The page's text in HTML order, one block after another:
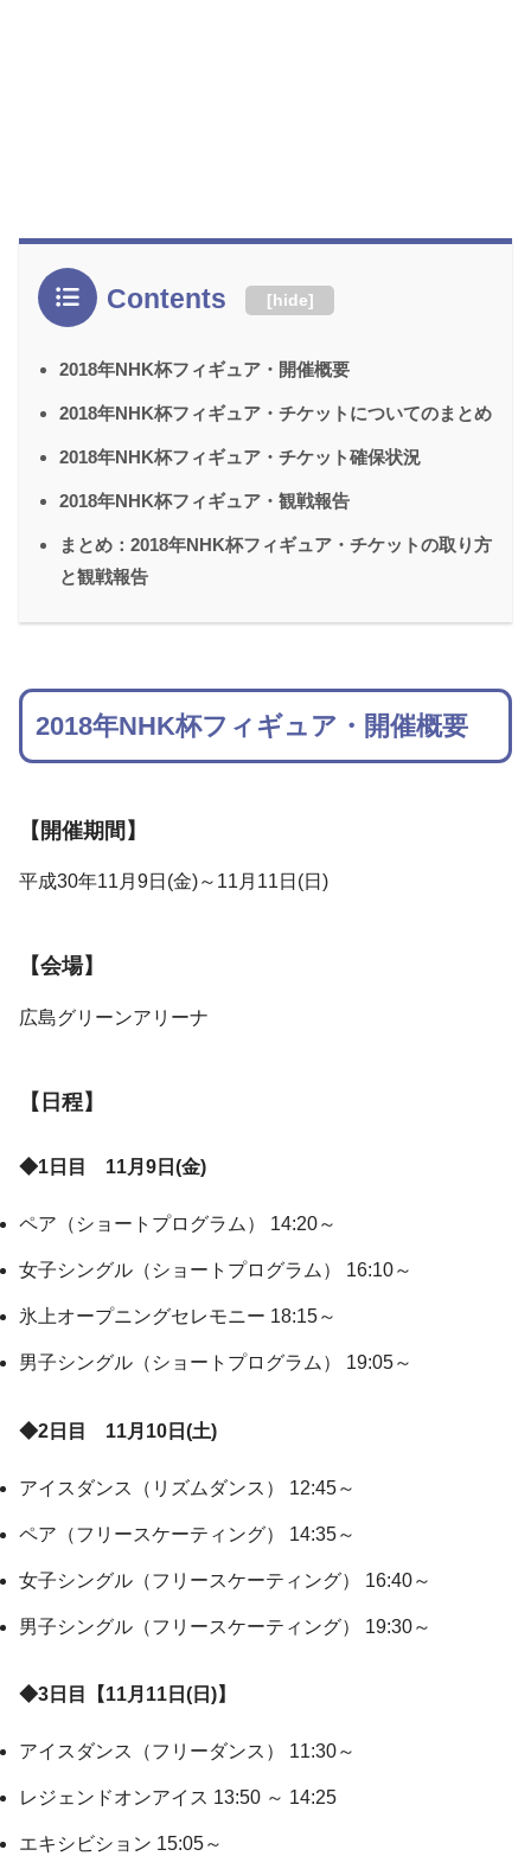
Contents [hide]
2018年NHK杯フィギュア・開催概要
2018年NHK杯フィギュア・チケットについてのまとめ
2018年NHK杯フィギュア・チケット確保状況
2018年NHK杯フィギュア・観戦報告
まとめ：2018年NHK杯フィギュア・チケットの取り方
と観戦報告
2018年NHK杯フィギュア・開催概要
【開催期間】
平成30年11月9日(金)～11月11日(日)
【会場】
広島グリーンアリーナ
【日程】
◆1日目 11月9日(金)
ペア（ショートプログラム） 14:20～
女子シングル（ショートプログラム） 16:10～
氷上オープニングセレモニー 18:15～
男子シングル（ショートプログラム） 19:05～
◆2日目 11月10日(土)
アイスダンス（リズムダンス） 12:45～
ペア（フリースケーティング） 14:35～
女子シングル（フリースケーティング） 16:40～
男子シングル（フリースケーティング） 19:30～
◆3日目【11月11日(日)】
アイスダンス（フリーダンス） 11:30～
レジェンドオンアイス 13:50 ～ 14:25
エキシビション 15:05～